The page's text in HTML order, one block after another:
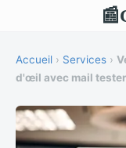
📰
Accueil › Services ›
d'œil avec mail tester